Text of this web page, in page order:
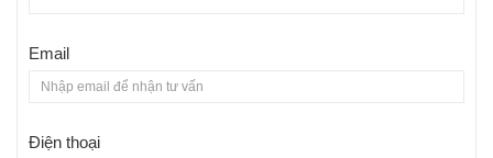
Email
Điện thoại